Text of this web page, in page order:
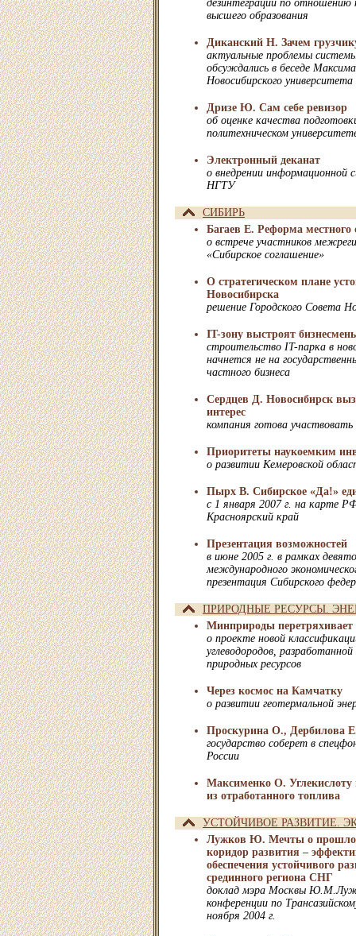
дезинтеграции по отношению
высшего образования
Диканский Н. Зачем
актуальные проблемы
обсуждались в беседе
Новосибирского
Дризе Ю. Сам себе ревизор
об оценке качества
политехническом
Электронный деканат
о внедрении информационной
НГТУ
СИБИРЬ
Багаев Е. Реформа местного
о встрече участников
«Сибирское соглашение»
О стратегическом плане
Новосибирска
решение Городского Совета
IT-зону выстроят
строительство IT-парка в
начнется не на
частного бизнеса
Сердцев Д. Новосибирск
интерес
компания готова
Приоритеты наукоемким
о развитии Кемеровской
Пырх В. Сибирское «Да!»
с 1 января 2007 г. на карте
Красноярский край
Презентация возможностей
в июне 2005 г. в рамках
международного
презентация Сибирского
ПРИРОДНЫЕ РЕСУРСЫ.
Минприроды перетряхивает
о проекте новой
углеводородов,
природных ресурсов
Через космос на Камчатку
о развитии геотермальной
Проскурина О., Дербилова
государство соберет в
России
Максименко О. Углекислоту
из отработанного топлива
УСТОЙЧИВОЕ РАЗВИТИЕ.
Лужков Ю. Мечты о
коридор развития –
обеспечения устойчивого
срединного региона СНГ
доклад мэра Москвы
конференции по
ноября 2004 г.